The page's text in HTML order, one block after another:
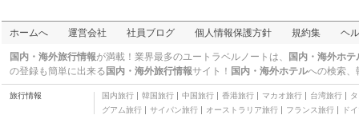
ホームへ 運営会社 社員ブログ 個人情報保護方針 規約集 ヘ
国内・海外旅行情報が満載！業界最多のユートラベルノートは、
国内・海外ホ
の登録も簡単に出来る 国内・海外旅行情報サイト！ 国内・海外ホテルへの検索、
旅行情報 国内旅行 韓国旅行 中国旅行 香港旅行 マカオ旅行 台湾旅行
グアム旅行
サイパン旅行 オーストラリア旅行 フランス旅行 ド